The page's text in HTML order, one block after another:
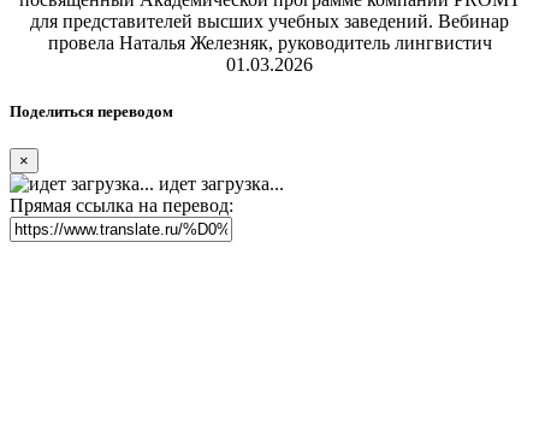
для представителей высших учебных заведений. Вебинар
провела Наталья Железняк, руководитель лингвистич
01.03.2026
Поделиться переводом
×
идет загрузка...
Прямая ссылка на перевод: